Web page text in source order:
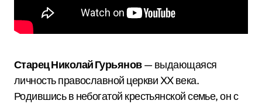
Старец Николай Гурьянов— выдающаяся
личность православной церкви XX века.
Родившись в небогатой крестьянской семье, он с